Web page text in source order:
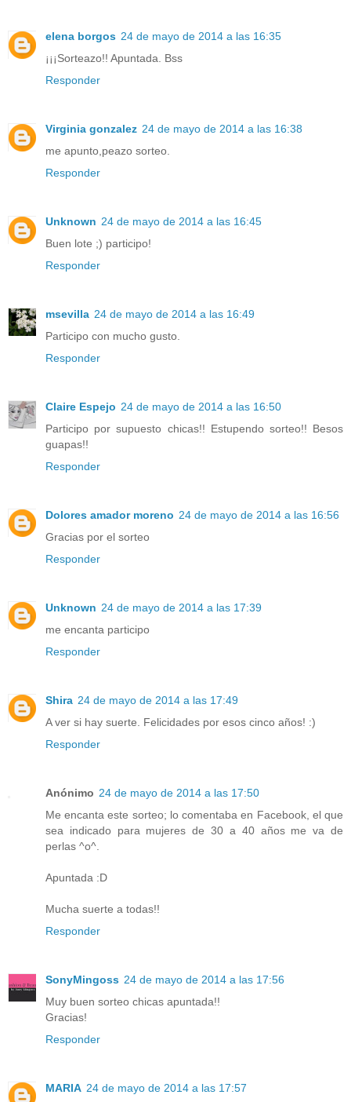
elena borgos 24 de mayo de 2014 a las 16:35
¡¡¡Sorteazo!! Apuntada. Bss
Responder
Virginia gonzalez 24 de mayo de 2014 a las 16:38
me apunto,peazo sorteo.
Responder
Unknown 24 de mayo de 2014 a las 16:45
Buen lote ;) participo!
Responder
msevilla 24 de mayo de 2014 a las 16:49
Participo con mucho gusto.
Responder
Claire Espejo 24 de mayo de 2014 a las 16:50
Participo por supuesto chicas!! Estupendo sorteo!! Besos
guapas!!
Responder
Dolores amador moreno 24 de mayo de 2014 a las 16:56
Gracias por el sorteo
Responder
Unknown 24 de mayo de 2014 a las 17:39
me encanta participo
Responder
Shira 24 de mayo de 2014 a las 17:49
A ver si hay suerte. Felicidades por esos cinco años! :)
Responder
Anónimo 24 de mayo de 2014 a las 17:50
Me encanta este sorteo; lo comentaba en Facebook, el que
sea indicado para mujeres de 30 a 40 años me va de
perlas ^o^.
Apuntada :D
Mucha suerte a todas!!
Responder
SonyMingoss 24 de mayo de 2014 a las 17:56
Muy buen sorteo chicas apuntada!!
Gracias!
Responder
MARIA 24 de mayo de 2014 a las 17:57